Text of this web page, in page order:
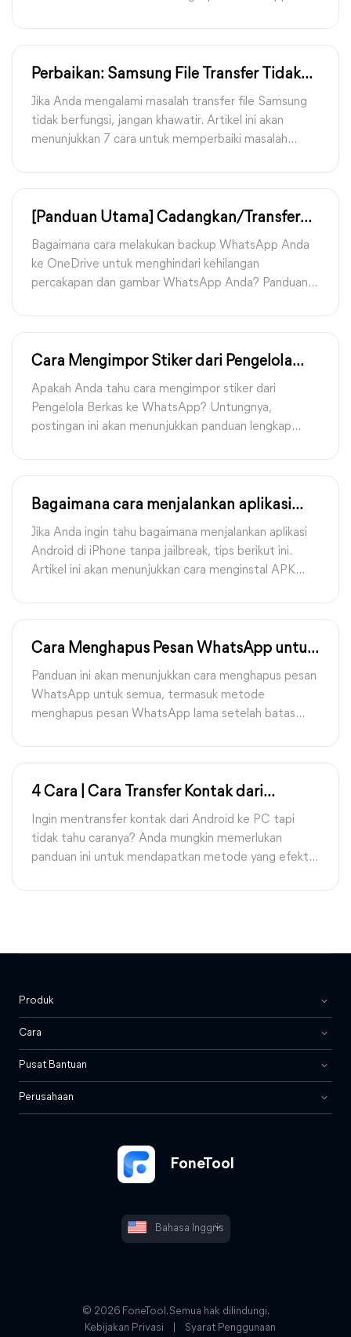
Perbaikan: Samsung File Transfer Tidak
Bekerja Ketika Terhubung ke PC
Jika Anda mengalami masalah transfer file Samsung
tidak berfungsi, jangan khawatir. Artikel ini akan
menunjukkan 7 cara untuk memperbaiki masalah
[Panduan Utama] Cadangkan/Transfer
WhatsApp ke OneDrive dengan Mudah
Bagaimana cara melakukan backup WhatsApp Anda
ke OneDrive untuk menghindari kehilangan
percakapan dan gambar WhatsApp Anda? Panduan
backup iPhone tanpa batasan.
Cara Mengimpor Stiker dari Pengelola
Berkas ke WhatsApp
Apakah Anda tahu cara mengimpor stiker dari
Pengelola Berkas ke WhatsApp? Untungnya,
postingan ini akan menunjukkan panduan lengkap
Bagaimana cara menjalankan aplikasi
Android di iPhone tanpa jailbreak
Jika Anda ingin tahu bagaimana menjalankan aplikasi
Android di iPhone tanpa jailbreak, tips berikut ini.
Artikel ini akan menunjukkan cara menginstal APK
Cara Menghapus Pesan WhatsApp untuk
Semua Setelah Waktu Lama
Panduan ini akan menunjukkan cara menghapus pesan
WhatsApp untuk semua, termasuk metode
menghapus pesan WhatsApp lama setelah batas
4 Cara | Cara Transfer Kontak dari
Android ke PC
Ingin mentransfer kontak dari Android ke PC tapi
tidak tahu caranya? Anda mungkin memerlukan
panduan ini untuk mendapatkan metode yang efektif
FoneTool
Bahasa Inggris
Produk
Cara
Pusat Bantuan
Perusahaan
© 2026 FoneTool. Semua hak dilindungi.
Kebijakan Privasi
Syarat Penggunaan